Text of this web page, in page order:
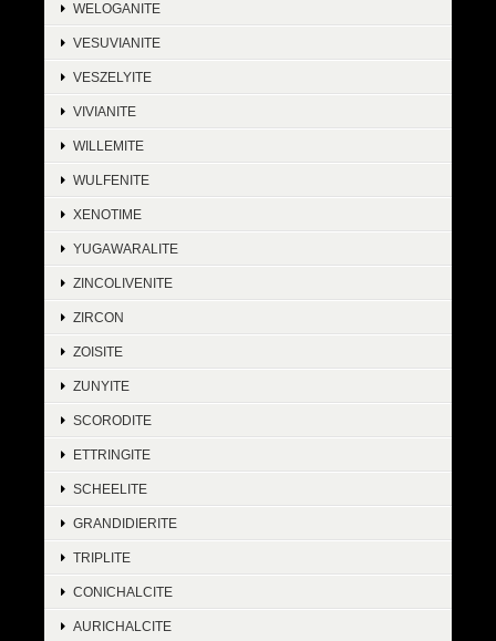
WELOGANITE
VESUVIANITE
VESZELYITE
VIVIANITE
WILLEMITE
WULFENITE
XENOTIME
YUGAWARALITE
ZINCOLIVENITE
ZIRCON
ZOISITE
ZUNYITE
SCORODITE
ETTRINGITE
SCHEELITE
GRANDIDIERITE
TRIPLITE
CONICHALCITE
AURICHALCITE